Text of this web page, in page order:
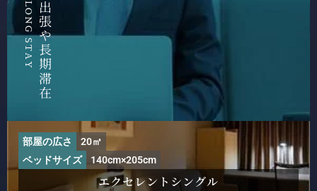
LONG STAY出張や長期滞在
部屋の広さ
20㎡
ベッドサイズ
140cm×205cm
エクセレントシングル